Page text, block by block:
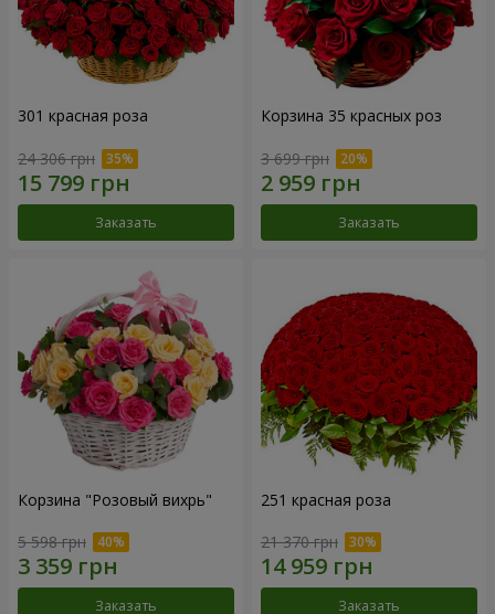
301 красная роза
24 306 грн
Заказать
Корзина 35 красных роз
3 699 грн
Заказать
Корзина "Розовый вихрь"
5 598 грн
Заказать
251 красная роза
21 370 грн
Заказать